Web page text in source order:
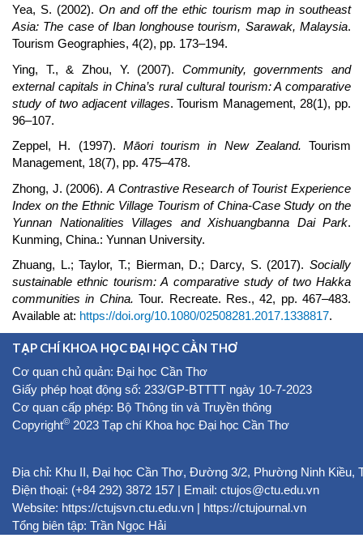
Yea, S. (2002). On and off the ethic tourism map in southeast
Asia: The case of Iban longhouse tourism, Sarawak, Malaysia.
Tourism Geographies, 4(2), pp. 173–194.
Ying, T., & Zhou, Y. (2007). Community, governments and
external capitals in China’s rural cultural tourism: A comparative
study of two adjacent villages. Tourism Management, 28(1), pp.
96–107.
Zeppel, H. (1997). Māori tourism in New Zealand. Tourism
Management, 18(7), pp. 475–478.
Zhong, J. (2006). A Contrastive Research of Tourist Experience
Index on the Ethnic Village Tourism of China-Case Study on the
Yunnan Nationalities Villages and Xishuangbanna Dai Park.
Kunming, China.: Yunnan University.
Zhuang, L.; Taylor, T.; Bierman, D.; Darcy, S. (2017). Socially
sustainable ethnic tourism: A comparative study of two Hakka
communities in China.Tour. Recreate. Res., 42, pp. 467–483.
Available at: https://doi.org/10.1080/02508281.2017.1338817.
TẠP CHÍ KHOA HỌC ĐẠI HỌC CẦN THƠ
Cơ quan chủ quản: Đại học Cần Thơ
Giấy phép hoạt động số: 233/GP-BTTTT ngày 10-7-2023
Cơ quan cấp phép: Bộ Thông tin và Truyền thông
Copyright© 2023 Tạp chí Khoa học Đại học Cần Thơ
Địa chỉ: Khu II, Đại học Cần Thơ, Đường 3/2, Phường Ninh Kiều,
Điện thoại: (+84 292) 3872 157 | Email: ctujos@ctu.edu.vn
Website: https://ctujsvn.ctu.edu.vn | https://ctujournal.vn
Tổng biên tập: Trần Ngọc Hải